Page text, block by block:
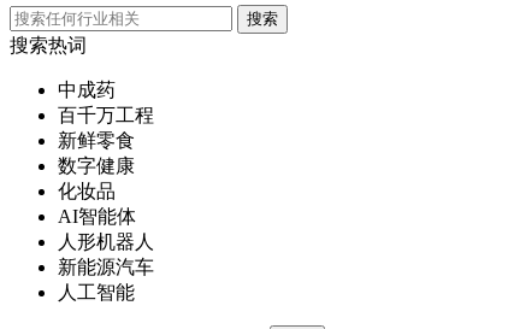
搜索
搜索热词
中成药
百千万工程
新鲜零食
数字健康
化妆品
AI智能体
人形机器人
新能源汽车
人工智能